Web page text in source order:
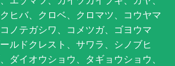
ヒバ、クロベ、クロマツ、コウヤマ
ノテガシワ、コメツガ、ゴヨウマ
ルドクレスト、サワラ、シノブヒ
ダイオウショウ、タギョウショウ、